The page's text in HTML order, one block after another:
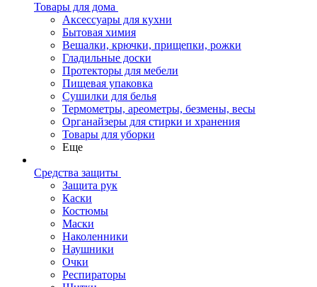
Товары для дома
Аксессуары для кухни
Бытовая химия
Вешалки, крючки, прищепки, рожки
Гладильные доски
Протекторы для мебели
Пищевая упаковка
Сушилки для белья
Термометры, ареометры, безмены, весы
Органайзеры для стирки и хранения
Товары для уборки
Еще
Средства защиты
Защита рук
Каски
Костюмы
Маски
Наколенники
Наушники
Очки
Респираторы